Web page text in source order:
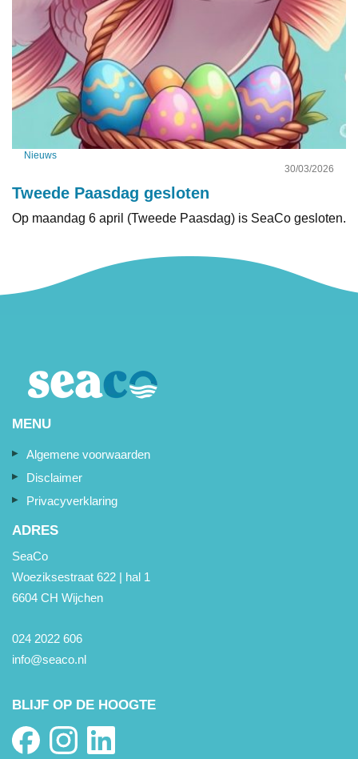
Nieuws
30/03/2026
Tweede Paasdag gesloten
Op maandag 6 april (Tweede Paasdag) is SeaCo gesloten.
MENU
Algemene voorwaarden
Disclaimer
Privacyverklaring
ADRES
SeaCo
Woeziksestraat 622 | hal 1
6604 CH Wijchen
024 2022 606
info@seaco.nl
BLIJF OP DE HOOGTE